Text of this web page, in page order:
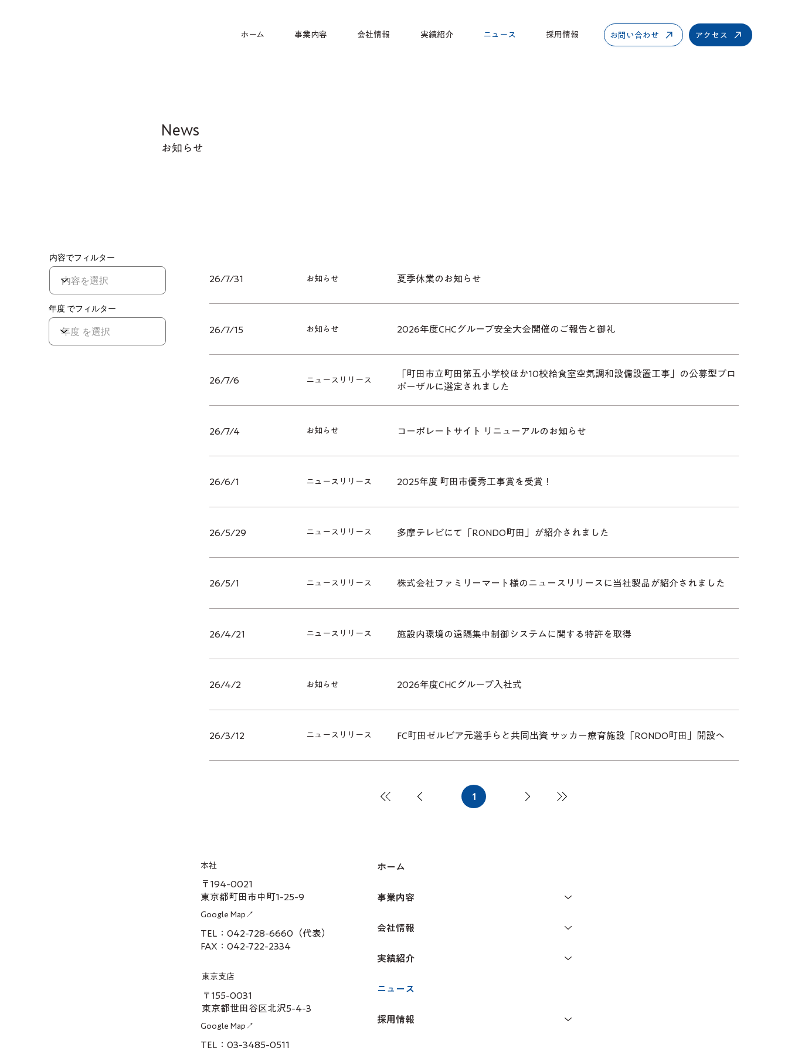
ホーム 事業内容 会社情報 実績紹介 ニュース 採用情報 お問い合わせ アクセス
News
お知らせ
内容でフィルター
年度 でフィルター
26/7/31 お知らせ 夏季休業のお知らせ
26/7/15 お知らせ 2026年度CHCグループ安全大会開催のご報告と御礼
26/7/6 ニュースリリース
「町田市立町田第五小学校ほか10校給食室空気調和設備設置工事」の公募型プロ
ポーザルに選定されました
26/7/4 お知らせ コーポレートサイト リニューアルのお知らせ
26/6/1 ニュースリリース 2025年度 町田市優秀工事賞を受賞！
26/5/29 ニュースリリース 多摩テレビにて「RONDO町田」が紹介されました
26/5/1 ニュースリリース 株式会社ファミリーマート様のニュースリリースに当社製品が紹介されました
26/4/21 ニュースリリース 施設内環境の遠隔集中制御システムに関する特許を取得
26/4/2 お知らせ 2026年度CHCグループ入社式
26/3/12 ニュースリリース FC町田ゼルビア元選手らと共同出資 サッカー療育施設「RONDO町田」開設へ
11
ペ
本社
〒194-0021
東京都町田市中町1-25-9
Google Map↗
TEL：042-728-6660（代表）
FAX：042-722-2334
東京支店
〒155-0031
東京都世田谷区北沢5-4-3
Google Map↗
TEL：03-3485-0511
ホーム
事業内容
会社情報
実績紹介
ニュース
採用情報